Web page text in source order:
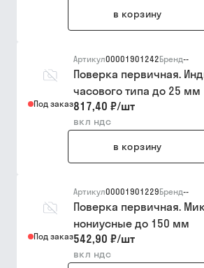
в корзину
Под заказ
Артикул00001901242Бренд--
Поверка первичная.
часового типа до 25 мм
817,40 ₽/шт
вкл ндс
в корзину
Под заказ
Артикул00001901229Бренд--
Поверка первичная.
нониусные до 150 мм
542,90 ₽/шт
вкл ндс